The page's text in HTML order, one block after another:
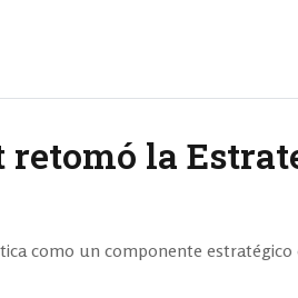
la
como un componente